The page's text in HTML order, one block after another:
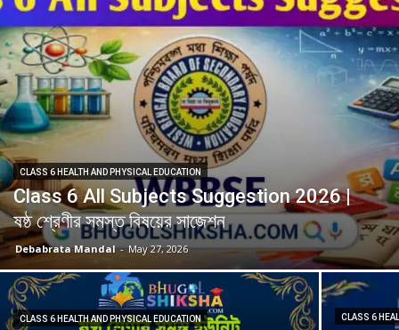
CLASS 6 HEALTH AND PHYSICAL EDUCATION
Class 6 All Subjects Suggestion 2026 |
ষষ্ঠ শ্রেণীর সমস্ত বিষয়ের সাজেশন
Debabrata Mandal - May 27, 2026
CLASS 6 HEALTH AND PHYSICAL EDUCATION CLASS 6